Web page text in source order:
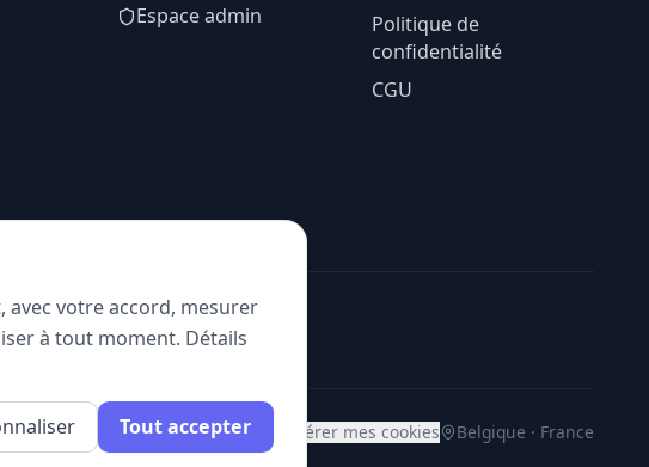
Espace admin
Politique de
confidentialité
CGU
Gérer mes cookies Belgique · France
votre accord, mesurer
à tout moment. Détails
Tout accepter